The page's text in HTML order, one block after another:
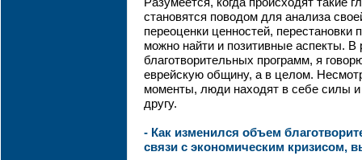
становятся поводом для анализа
переоценки ценностей, перестановки
можно найти и позитивные аспекты.
благотворительных программ, я
еврейскую общину, а в целом.
моменты, люди находят в себе силы и
другу.
- Как изменился объем
связи с экономическим кризисом,